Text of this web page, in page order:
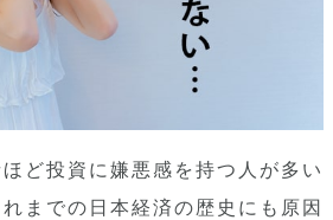
ど投資に嫌悪感を持つ人が多い
までの日本経済の歴史にも原因